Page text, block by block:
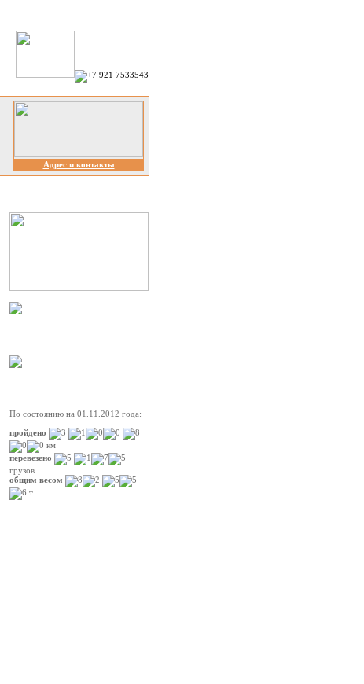
Адрес и контакты
По состоянию на 01.11.2012 года:
пройдено
км
перевезено
грузов
общим весом
т